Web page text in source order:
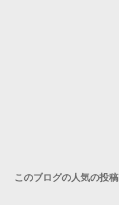
このブログの人気の投稿